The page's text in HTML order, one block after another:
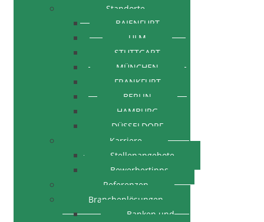
Standorte
BAIENFURT
ULM
STUTTGART
MÜNCHEN
FRANKFURT
BERLIN
HAMBURG
DÜSSELDORF
Karriere
Stellenangebote
Bewerbertipps
Referenzen
Branchenlösungen
Banken und